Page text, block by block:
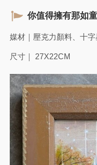
你值得擁有那如
媒材｜壓克力顏料、十
尺寸｜ 27X22CM